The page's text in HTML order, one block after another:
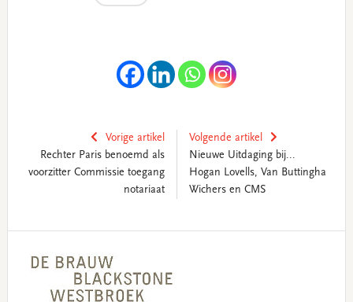
Vorige artikel
Rechter Paris benoemd als
voorzitter Commissie toegang
notariaat
Volgende artikel
Nieuwe Uitdaging bij...
Hogan Lovells, Van Buttingha
Wichers en CMS
Sidebar